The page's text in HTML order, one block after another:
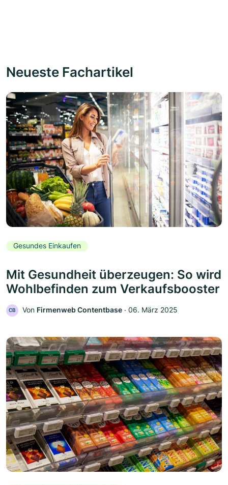
Neueste Fachartikel
Gesundes Einkaufen
Mit Gesundheit überzeugen: So wird
Wohlbefinden zum Verkaufsbooster
CB Von Firmenweb Contentbase ‧ 06. März 2025